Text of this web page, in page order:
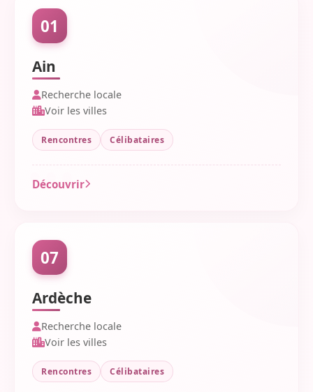
01
Ain
Recherche locale
Voir les villes
Rencontres Célibataires
Découvrir
07
Ardèche
Recherche locale
Voir les villes
Rencontres Célibataires